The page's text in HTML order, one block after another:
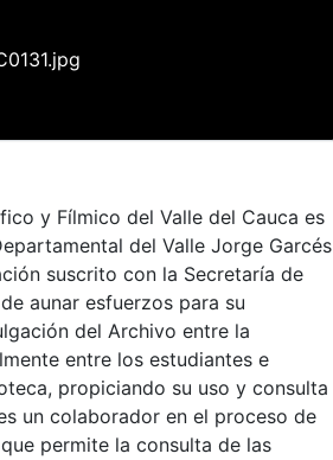
y Fílmico del Valle del Cauca es
del Valle Jorge Garcés
suscrito con la Secretaría de
aunar esfuerzos para su
del Archivo entre la
entre los estudiantes e
propiciando su uso y consulta
un colaborador en el proceso de
permite la consulta de las